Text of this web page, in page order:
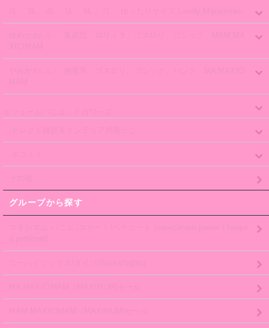
グループから探す